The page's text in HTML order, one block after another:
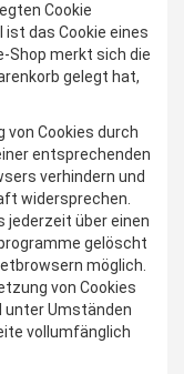
Cookie
ist das Cookie eines
Shop merkt sich die
gelegt hat,
von Cookies durch
entsprechenden
verhindern und
widersprechen.
jederzeit über einen
gelöscht
möglich.
von Cookies
unter Umständen
vollumfänglich